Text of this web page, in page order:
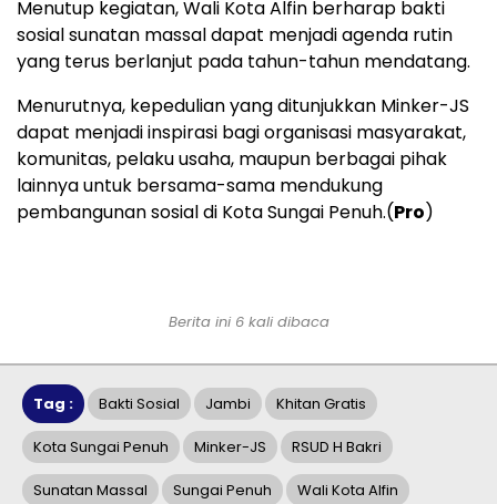
Menutup kegiatan, Wali Kota Alfin berharap bakti
sosial sunatan massal dapat menjadi agenda rutin
yang terus berlanjut pada tahun-tahun mendatang.
Menurutnya, kepedulian yang ditunjukkan Minker-JS
dapat menjadi inspirasi bagi organisasi masyarakat,
komunitas, pelaku usaha, maupun berbagai pihak
lainnya untuk bersama-sama mendukung
pembangunan sosial di Kota Sungai Penuh.(Pro)
Berita ini 6 kali dibaca
Tag : Bakti Sosial Jambi Khitan Gratis
Kota Sungai Penuh Minker-JS RSUD H Bakri
Sunatan Massal Sungai Penuh Wali Kota Alfin